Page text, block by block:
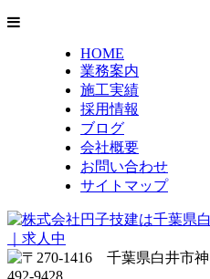
HOME
業務案内
施工実績
採用情報
ブログ
会社概要
お問い合わせ
サイトマップ